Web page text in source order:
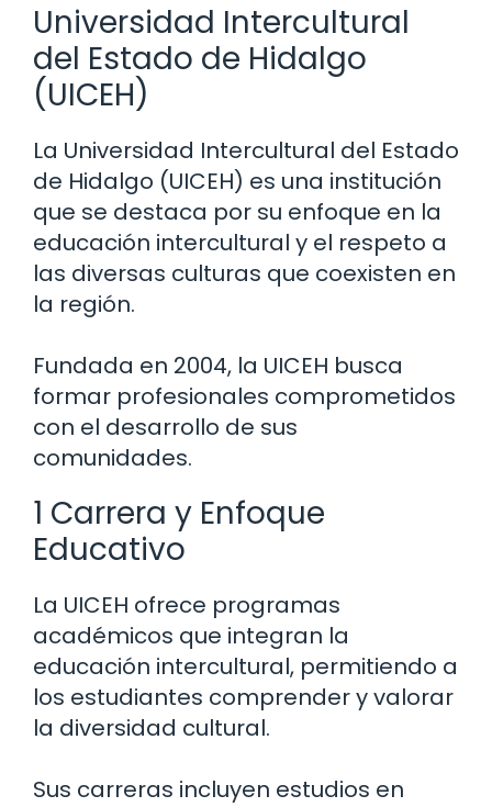
Universidad Intercultural
del Estado de Hidalgo
(UICEH)
La Universidad Intercultural del Estado
de Hidalgo (UICEH) es una institución
que se destaca por su enfoque en la
educación intercultural y el respeto a
las diversas culturas que coexisten en
la región.
Fundada en 2004, la UICEH busca
formar profesionales comprometidos
con el desarrollo de sus
comunidades.
1 Carrera y Enfoque
Educativo
La UICEH ofrece programas
académicos que integran la
educación intercultural, permitiendo a
los estudiantes comprender y valorar
la diversidad cultural.
Sus carreras incluyen estudios en